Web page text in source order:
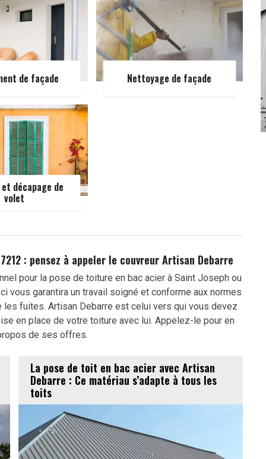
de façade Nettoyage de façade
décapage de
volet
: pensez à appeler le couvreur Artisan Debarre
pour la pose de toiture en bac acier à Saint Joseph ou
vous garantira un travail soigné et conforme aux normes
fuites. Artisan Debarre est celui vers qui vous devez
en place de votre toiture avec lui. Appelez-le pour en
de ses offres.
La pose de toit en bac acier avec Artisan
Debarre : Ce matériau s’adapte à tous les
toits